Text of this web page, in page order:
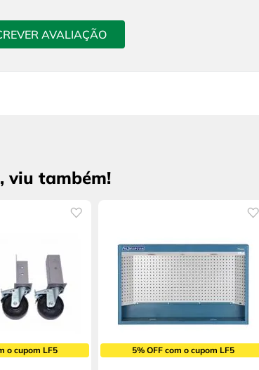
AVALIAÇÃO
viu também!
o cupom LF5 5% OFF com o cupom LF5